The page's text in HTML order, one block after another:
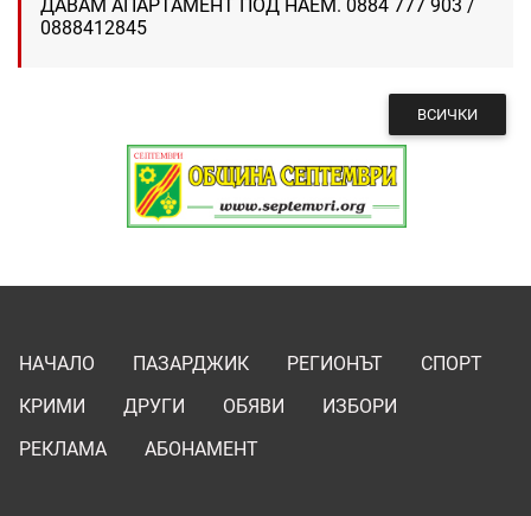
ДАВАМ АПАРТАМЕНТ ПОД НАЕМ. 0884 777 903 /
0888412845
ВСИЧКИ
НАЧАЛО ПАЗАРДЖИК РЕГИОНЪТ
СПОРТ
КРИМИ
ДРУГИ ОБЯВИ
ИЗБОРИ
РЕКЛАМА
АБОНАМЕНТ